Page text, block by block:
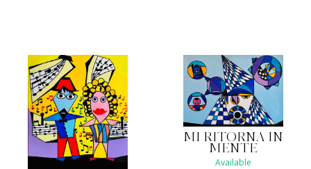
MI RITORNA IN
MENTE
Available